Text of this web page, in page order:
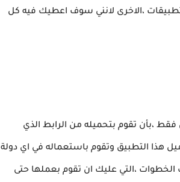
،الاخرى لانني سوف اعطيك فيه كل
،بأن تقوم بتحميله من الرابط الذي
هذا التطبيق وتقوم باستعماله في اي دولة
،التي عليك ان تقوم بعملها حتى